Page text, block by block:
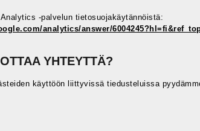
Analytics -palvelun tietosuojakäytännöistä:
analytics/answer/
YHTEYTTÄ?
käyttöön liittyvissä tiedusteluissa